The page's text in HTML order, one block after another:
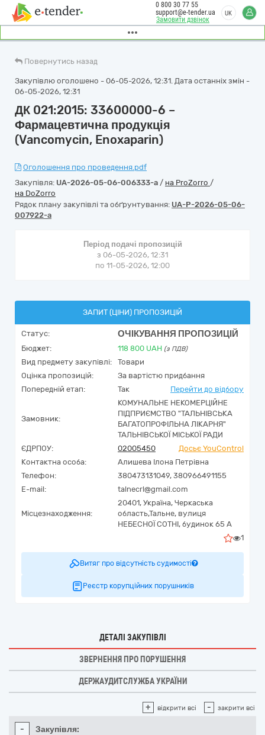
Замовити дзвінок
0 800 30 77 55
support@e-tender.ua
UK
Повернутись назад
Закупівлю оголошено - 06-05-2026, 12:31. Дата останніх змін -
06-05-2026, 12:31
ДК 021:2015: 33600000-6 –
Фармацевтична продукція
(Vancomycin, Enoxaparin)
Оголошення про проведення.pdf
Закупівля: UA-2026-05-06-006333-a / на ProZorro /
на DoZorro
Рядок плану закупівлі та обґрунтування: UA-P-2026-05-06-
007922-a
Період подачі пропозицій
з 06-05-2026, 12:31
по 11-05-2026, 12:00
ЗАПИТ (ЦІНИ) ПРОПОЗИЦІЙ
Статус: ОЧІКУВАННЯ ПРОПОЗИЦІЙ
Бюджет: 118 800 UAH (з ПДВ)
Вид предмету закупівлі:
Товари
Оцінка пропозицій:
За вартістю придбання
Попередній етап:
Так Перейти до відбору
Замовник:
КОМУНАЛЬНЕ НЕКОМЕРЦІЙНЕ
ПІДПРИЄМСТВО "ТАЛЬНІВСЬКА
БАГАТОПРОФІЛЬНА ЛІКАРНЯ"
ТАЛЬНІВСЬКОЇ МІСЬКОЇ РАДИ
ЄДРПОУ:
02005450
Досьє YouControl
Контактна особа:
Алишева Ілона Петрівна
Телефон:
380473131049, 380966491155
E-mail:
talnecrl@gmail.com
Місцезнаходження:
20401, Україна, Черкаська
область,Тальне, вулиця
НЕБЕСНОЇ СОТНІ, будинок 65 А
1
Витяг про відсутність судимості
Реєстр корупційних порушників
ДЕТАЛІ ЗАКУПІВЛІ
ЗВЕРНЕННЯ ПРО ПОРУШЕННЯ
ДЕРЖАУДИТСЛУЖБА УКРАЇНИ
+ відкрити всі - закрити всі
- Закупівля: